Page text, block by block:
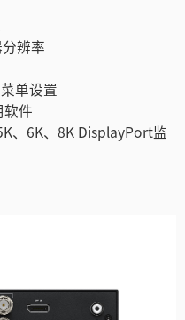
辨率
单设置
件
、6K、8K DisplayPort监